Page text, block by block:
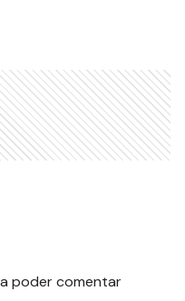
poder comentar